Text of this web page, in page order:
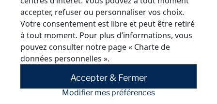
Nom du projet : CHAUFFERIE BIOMASSE
Adresse : 76 Boulevard du Lamballe 45400
FLEURY LES AUBRAIS
Nom de l'architecte : G. CARATY & B.
POUPART-LAFARGE
Nom du poseur : SMAC ORLEANS
accepter, refuser ou personnaliser vos choix.
Votre consentement est libre et peut être retiré
à tout moment. Pour plus d’informations, vous
pouvez consulter notre page« Charte de
données personnelles ».
Accepter & Fermer
Modifier mes préférences